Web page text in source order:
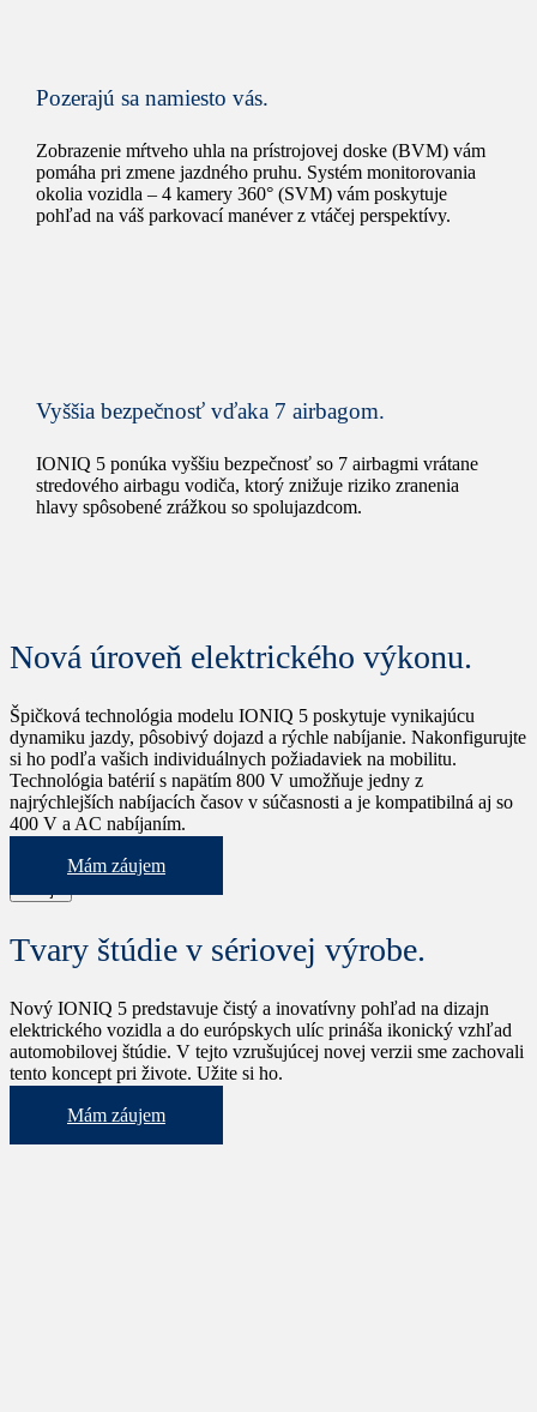
Pozerajú sa namiesto vás.
Zobrazenie mŕtveho uhla na prístrojovej doske (BVM) vám
pomáha pri zmene jazdného pruhu. Systém monitorovania
okolia vozidla – 4 kamery 360° (SVM) vám poskytuje
pohľad na váš parkovací manéver z vtáčej perspektívy.
Vyššia bezpečnosť vďaka 7 airbagom.
IONIQ 5 ponúka vyššiu bezpečnosť so 7 airbagmi vrátane
stredového airbagu vodiča, ktorý znižuje riziko zranenia
hlavy spôsobené zrážkou so spolujazdcom.
Nová úroveň elektrického výkonu.
Špičková technológia modelu IONIQ 5 poskytuje vynikajúcu
dynamiku jazdy, pôsobivý dojazd a rýchle nabíjanie. Nakonfigurujte
si ho podľa vašich individuálnych požiadaviek na mobilitu.
Technológia batérií s napätím 800 V umožňuje jedny z
najrýchlejších nabíjacích časov v súčasnosti a je kompatibilná aj so
400 V a AC nabíjaním.
Mám záujem
Tvary štúdie v sériovej výrobe.
Nový IONIQ 5 predstavuje čistý a inovatívny pohľad na dizajn
elektrického vozidla a do európskych ulíc prináša ikonický vzhľad
automobilovej štúdie. V tejto vzrušujúcej novej verzii sme zachovali
tento koncept pri živote. Užite si ho.
Mám záujem